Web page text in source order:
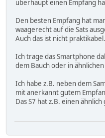
überhaupt einen Empfang
Den besten Empfang hat
waagerecht auf die Sats
Auch das ist nicht praktikabel.
Ich trage das Smartphone
dem Bauch oder in
Ich habe z.B. neben dem
mit anerkannt gutem
Das S7 hat z.B. einen